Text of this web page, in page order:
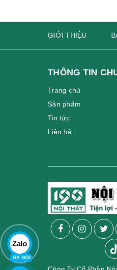
cao cấp, kim loại
Tốt cho sức
Đệm ngồi làm từ
Đa dạng về
GIỚI THIỆU
THÔNG TIN
Trang chủ
Sản phẩm
Tin tức
Liên hệ
Zalo
HA NOI